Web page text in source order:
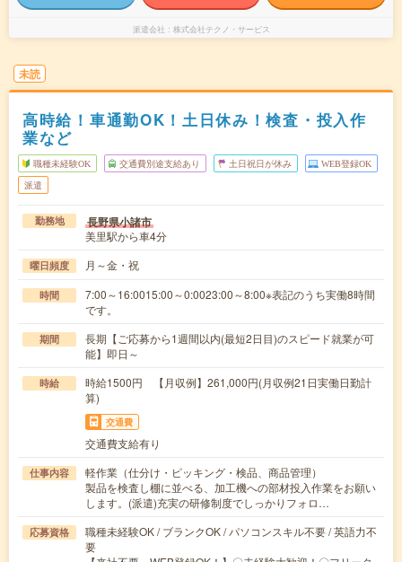
派遣会社 株式会社テクノ・サービス
未読
高時給！車通勤OK！土日休み！検査・投入作
業など
職種未経験OK 交通費別途支給あり 土日祝日が休み WEB登録OK
派遣
勤務地 長野県小諸市
美里駅から車4分
曜日頻度 月～金・祝
時間
7:00～16:0015:00～0:0023:00～8:00※表記のうち実働8時間
です。
期間
長期【ご応募から1週間以内(最短2日目)のスピード就業が可
能】即日～
時給
時給1500円 【月収例】261,000円(月収例21日実働日勤計
算)
交通費
交通費支給有り
仕事内容
軽作業（仕分け・ピッキング・検品、商品管理）
製品を検査し棚に並べる、加工機への部材投入作業をお願い
します。(派遣)充実の研修制度でしっかりフォロ…
応募資格
職種未経験OK / ブランクOK / パソコンスキル不要 / 英語力不
要